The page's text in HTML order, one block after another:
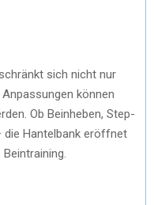
sich nicht nur
können
Ob Beinheben, Step-
die Hantelbank eröffnet